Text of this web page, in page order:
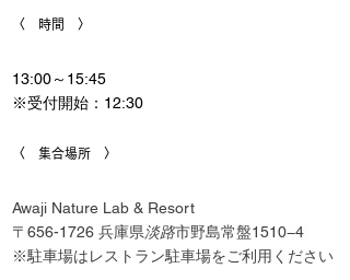
〈　時間　〉
13:00～15:45
※受付開始：12:30
〈　集合場所　〉
Awaji Nature Lab & Resort
〒656-1726 兵庫県淡路市野島常盤1510−4
※駐車場はレストラン駐車場をご利用ください